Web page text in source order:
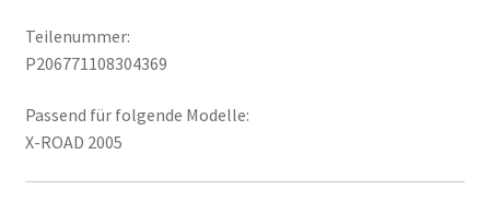
Teilenummer:
P206771108304369
Passend für folgende Modelle:
X-ROAD 2005